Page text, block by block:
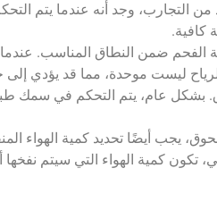
من التجارب، وجد أنه عندما
ضمن النطاق المناسب.
ليست موحدة، مما قد يؤدي
يجب أيضًا تحديد كمية الهواء
كمية الهواء التي سيتم